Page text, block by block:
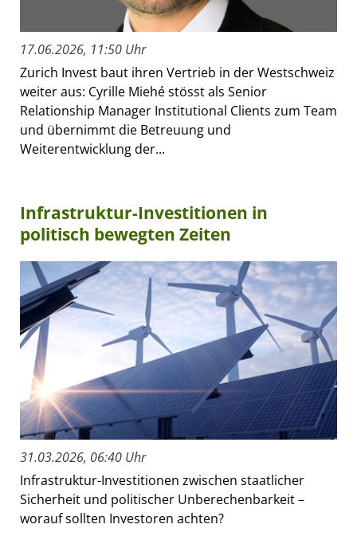
17.06.2026, 11:50 Uhr
Zurich Invest baut ihren Vertrieb in der Westschweiz
weiter aus: Cyrille Miehé stösst als Senior
Relationship Manager Institutional Clients zum Team
und übernimmt die Betreuung und
Weiterentwicklung der...
Infrastruktur-Investitionen in
politisch bewegten Zeiten
31.03.2026, 06:40 Uhr
Infrastruktur-Investitionen zwischen staatlicher
Sicherheit und politischer Unberechenbarkeit –
worauf sollten Investoren achten?